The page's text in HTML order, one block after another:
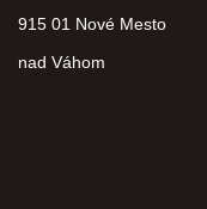
915 01 Nové Mesto
nad Váhom